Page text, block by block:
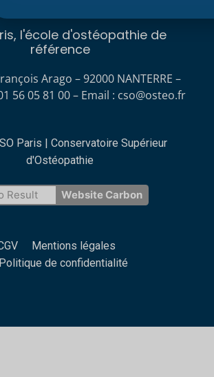
l'école d'ostéopathie de
référence
Arago – 92000 NANTERRE –
56 05 81 00 – Email : cso@osteo.fr
Paris | Conservatoire Supérieur
d'Ostéopathie
Result Website Carbon
Mentions légales
Politique de confidentialité